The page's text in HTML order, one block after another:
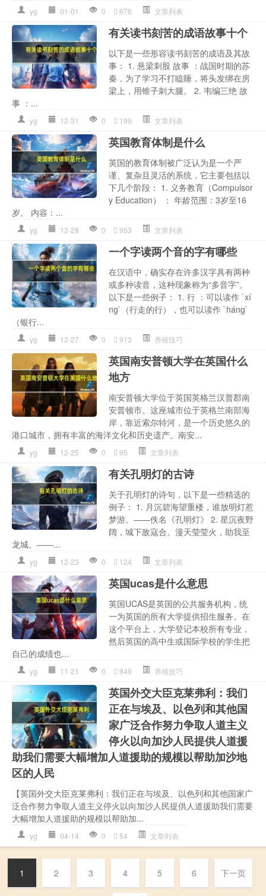
yg 01-01 0 676 文章列表
有关读书刻苦的成语故事十个
以下是一些形容读书刻苦的成语及其故
事： 1. 悬梁刺股 故事 ：战国时期的苏
秦，为了学习不打瞌睡，将头发绑在房
梁上，用锥子刺大腿。 2. 韦编三绝 故
事 ：...
yg 12-31 0 199 文章列表
英国教育体制是什么
英国的教育体制被广泛认为是一个严
谨、复杂且灵活的系统，它主要包括以
下几个阶段： 1. 义务教育（Compulsor
y Education） ： 年龄范围：3岁至16
岁。 内容：...
yg 12-28 0 953 文章列表
一个字读两个音的字有哪些
在汉语中，确实存在许多汉字具有两种
或多种读音，这种现象称为“多音字”。
以下是一些例子： 1. 行 ：可以读作 `xí
ng`（行走的行），也可以读作 `háng`
（银行...
yg 12-27 0 913 养殖技巧
英国南安普顿大学在英国什么
地方
南安普顿大学位于英国英格兰汉普郡南
安普顿市。这座城市位于英格兰南部海
岸，靠近索尔特河，是一个历史悠久的
港口城市，拥有丰富的海洋文化和历史遗产。南安...
yg 12-25 0 95 文章列表
有关孔明灯的古诗
关于孔明灯的诗句，以下是一些精选的
例子： 1. 月沉碧海望重楼，谁放明灯惹
梦游。——佚名《孔明灯》 2. 星沉夜野
阔，城下敌寇合。漫天莹莹火，助我至
龙城。——...
yg 12-23 0 124 文章列表
英国ucas是什么意思
英国UCAS是英国的公共服务机构，统
一为英国的所有大学提供招生服务。在
这个平台上，大学登记本校所有专业，
然后英国的高中生或国际学校的学生把
自己的成绩也...
yg 11-21 0 949 养殖技巧
英国外交大臣克莱弗利：我们
正在与埃及、以色列和其他国
家广泛合作努力争取人道主义
停火以向加沙人民提供人道援
助我们需要大幅增加人道援助的规模以帮助加沙地
区的人民
【英国外交大臣克莱弗利：我们正在与埃及、以色列和其他国家广
泛合作努力争取人道主义停火以向加沙人民提供人道援助我们需要
大幅增加人道援助的规模以帮助加...
yg 04-14 0 54 文章列表
1 2 3 4 5 6 下一页